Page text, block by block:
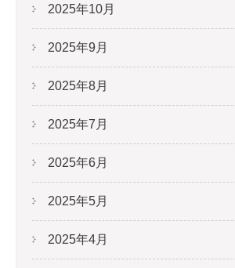
2025年10月
2025年9月
2025年8月
2025年7月
2025年6月
2025年5月
2025年4月